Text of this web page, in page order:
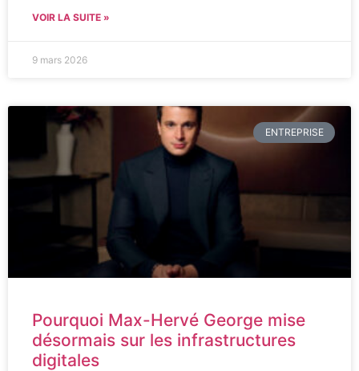
VOIR LA SUITE »
9 mars 2026
ENTREPRISE
Pourquoi Max-Hervé George mise
désormais sur les infrastructures
digitales